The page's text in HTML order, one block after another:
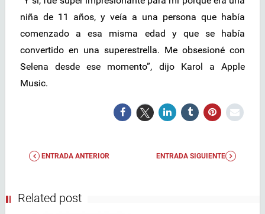
niña de 11 años, y veía a una persona que había
comenzado a esa misma edad y que se había
convertido en una superestrella. Me obsesioné con
Selena desde ese momento”, dijo Karol a Apple
Music.
ENTRADA ANTERIOR ENTRADA SIGUIENTE
Related post